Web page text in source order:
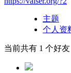
主题
个人资
当前共有 1 个好友